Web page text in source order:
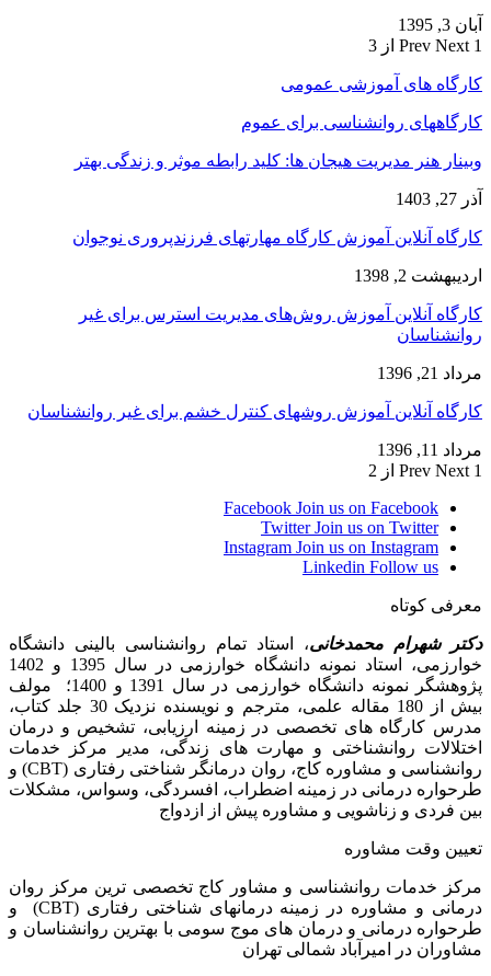
آبان 3, 1395
Prev Next 1 از 3
کارگاه های آموزشی عمومی
کارگاههای روانشناسی برای عموم
وبینار هنر مدیریت هیجان ها: کلید رابطه موثر و زندگی بهتر
آذر 27, 1403
کارگاه آنلاین آموزش کارگاه مهارتهای فرزندپروری نوجوان
اردیبهشت 2, 1398
کارگاه آنلاین آموزش روش‌های مدیریت استرس برای غیر
روانشناسان
مرداد 21, 1396
کارگاه آنلاین آموزش روشهای کنترل خشم برای غیر روانشناسان
مرداد 11, 1396
Prev Next 1 از 2
Facebook Join us on Facebook
Twitter Join us on Twitter
Instagram Join us on Instagram
Linkedin Follow us
معرفی کوتاه
دکتر شهرام محمدخانی، استاد تمام روانشناسی بالینی دانشگاه
خوارزمی، استاد نمونه دانشگاه خوارزمی در سال 1395 و 1402
پژوهشگر نمونه دانشگاه خوارزمی در سال 1391 و 1400؛ مولف
بیش از 180 مقاله علمی، مترجم و نویسنده نزدیک 30 جلد کتاب،
مدرس کارگاه­ های تخصصی در زمینه ارزیابی، تشخیص و درمان
اختلالات روانشناختی و مهارت های زندگی، مدیر مرکز خدمات
روانشناسی و مشاوره کاج، روان­ درمانگر شناختی رفتاری (CBT) و
طرحواره درمانی در زمینه اضطراب، افسردگی، وسواس، مشکلات
بین فردی و زناشویی و مشاوره پیش از ازدواج
تعیین وقت مشاوره
مرکز خدمات روانشناسی و مشاور کاج تخصصی‏ ترین مرکز روان
درمانی و مشاوره در زمینه درمان‏های شناختی رفتاری (CBT) و
طرحواره درمانی و درمان های موج سومی با بهترین روانشناسان و
مشاوران در امیرآباد شمالی تهران